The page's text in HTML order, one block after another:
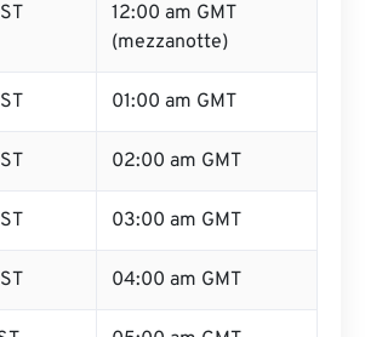
12:00 am GMT
(mezzanotte)
01:00 am GMT
02:00 am GMT
03:00 am GMT
04:00 am GMT